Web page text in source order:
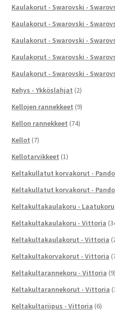
Kaulakorut - Swarovski -
Kaulakorut - Swarovski -
Kaulakorut - Swarovski -
Kaulakorut - Swarovski -
Kaulakorut - Swarovski -
Kehys - Ykköslahjat (2)
Kellojen rannekkeet (9)
Kellon rannekkeet (74)
Kellot (7)
Kellotarvikkeet (1)
Keltakullatut korvakorut -
Keltakullatut korvakorut -
Keltakultakaulakoru - Laatukoru
Keltakultakaulakoru - Vittoria
Keltakultakaulakorut - Vittoria
Keltakultakorvakorut - Vittoria
Keltakultarannekoru - Vittoria (9)
Keltakultarannekorut - Vittoria
Keltakultariipus - Vittoria (6)